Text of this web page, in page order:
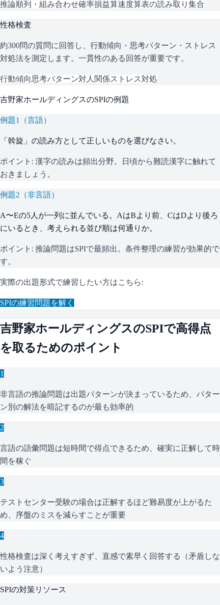
推論順列・組み合わせ確率損益算速度算表の読み取り 集合
性格検査
約300問の質問に回答し、行動傾向・思考パターン・ストレス
対処法を測定します。一貫性のある回答が重要です。
行動傾向思考パターン対人関係ストレス対処
吉野家ホールディングスのSPIの例題
例題1 （言語）
「斡旋」の読み方として正しいものを選びなさい。
ポイント: 漢字の読みは頻出分野。日頃から難読漢字に触れて
おきましょう。
例題2 （非言語）
A〜Eの5人が一列に並んでいる。AはBより前、CはDより後ろ
にいるとき、考えられる並び順は何通りか。
ポイント: 推論問題はSPIで最頻出。条件整理の練習が効果的で
す。
実際の出題形式で練習したい方はこちら:
SPIの練習問題を解く
吉野家ホールディングスのSPIで高得点
を取るためのポイント
1
非言語の推論問題は出題パターンが決まっているため、パター
ン別の解法を暗記するのが最も効率的
2
言語の語彙問題は短時間で得点できるため、確実に正解して時
間を稼ぐ
3
テストセンター受験の場合は正解するほど難易度が上がるた
め、序盤のミスを減らすことが重要
4
性格検査は深く考えすぎず、直感で素早く回答する（矛盾しな
いよう注意）
SPIの対策リソース